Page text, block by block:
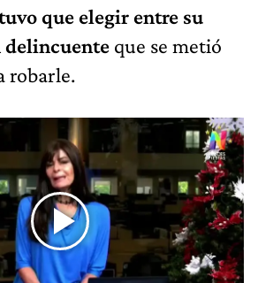
que elegir entre su
delincuente que se metió
robarle.